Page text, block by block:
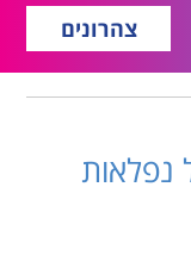
צהרונים
נפלאות